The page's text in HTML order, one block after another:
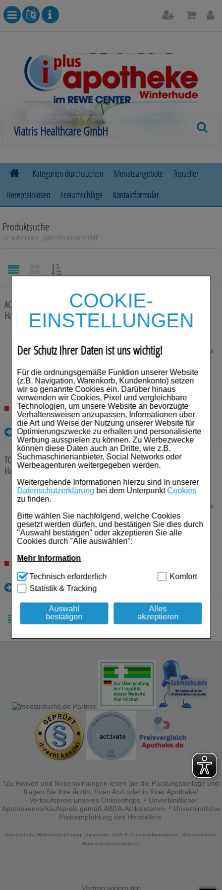
COOKIE-
EINSTELLUNGEN
Der Schutz Ihrer Daten ist uns wichtig!
Für die ordnungsgemäße Funktion unserer Website
(z.B. Navigation, Warenkorb, Kundenkonto) setzen
wir so genannte Cookies ein. Darüber hinaus
verwenden wir Cookies, Pixel und vergleichbare
Technologien, um unsere Website an bevorzugte
Verhaltensweisen anzupassen, Informationen über
die Art und Weise der Nutzung unserer Website für
Optimierungszwecke zu erhalten und personalisierte
Werbung ausspielen zu können. Zu Werbezwecke
können diese Daten auch an Dritte, wie z.B.
Suchmaschinenanbieter, Social Networks oder
Werbeagenturen weitergegeben werden.
Weitergehende Informationen hierzu sind In unserer
Datenschutzerklärung bei dem Unterpunkt Cookies
zu finden.
Bitte wählen Sie nachfolgend, welche Cookies
gesetzt werden dürfen, und bestätigen Sie dies durch
"Auswahl bestätigen" oder akzeptieren Sie alle
Cookies durch "Alle auswählen":
Mehr Information
Technisch Notwendig:Hierbei handelt es sich um
Cookies, die für die Grundfunktionen unserer
Website notwendig sind (z.B. Navigation, Warenkorb,
werden kann.
Komfort:Diese Cookies werden genutzt um das
anzupassen. Komfort-Cookies ermöglichen es uns
auch auf Ihre Bedürfnisse zugeschrittene Inhalte
anzuzeigen und unser Partnerprogramm zu
Statistik & Tracking:Hierüber lassen sich
Informationen über die Art und Weise der Nutzung
unserer Website sammeln, mit deren Hilfe wir unsere
Website weiter für Sie optimieren können, den Inhalt
auf unserer Website aber auch die Werbung auf
Drittseiten möglichst relevant für Sie zu gestalten.
Bitte beachten Sie, dass Daten hierfür teilweise an
Technisch erforderlich
Komfort
Statistik & Tracking
Auswahl
bestätigen
Alles
akzeptieren
Kategorien durchsuchen
Allergie
Auge, Ohr, Nase & Mund
Diabetes
Erkältungskrankheiten
Haut, Haare & Nägel
Schmerzen
Für Kinder
Für Ihn
Für Sie
Schwangerschaft & Stillzeit
Homöopathie, Schüsslersalze & Bachblüten Original
Raucherentwöhnung
Gesundheit & Fitness
Körperpflege
Tablettenspender & Tablettenteiler
Tierarzneimittel
Bonbons
Monatsangebote
Topseller
Rezepteinlösen
Freiumschläge Kontaktformular
Produktsuche
Sie suchen nach: Viatris Healthcare GmbH
ACOPAIR 18 µg Hartkaps.m.Plv.z.Inh.+NeumoHaler90 St
Hartkapsel mit Pulver zur Inhalation
Darreichungsform: Hartkapsel mit Pulver zur
PZN: 14211309
104,67€¹
Nicht lieferbar
Details
TOBI Podhaler 28 mg Hartkapseln m.Plv.z.Inhalation224 St
Hartkapsel mit Pulver zur Inhalation
Anbieter: Viatris Healthcare GmbH
Hartkapsel mit Pulver zur
Inhalation
PZN: 06919394
3.418,77€¹
Nicht lieferbar
Details
SORTIEREN
*Zu Risiken und Nebenwirkungen lesen Sie die Packungsbeilage und
fragen Sie Ihre Ärztin, Ihren Arzt oder in Ihrer Apotheke!
¹ Verkaufspreis unseres Onlineshops. ² Unverbindlicher
Apothekenverkaufspreis gemäß ABDA-Artikelstamm. ³ Unverbindliche
Preisempfehlung des Herstellers.
Datenschutz, Widerrufsbelehrung, Impressum, AGB & Kundeninformationen, Versandkosten,
Barrierefreiheitserklärung